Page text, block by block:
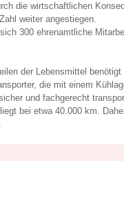
die wirtschaftlichen
weiter angestiegen.
300 ehrenamtliche
der Lebensmittel
die mit einem
und fachgerecht
bei etwa 40.000 km.